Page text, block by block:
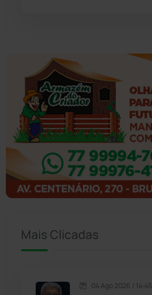
Ibiassucê
Ibicoara
Ibipitanga
Ibitiara
Igaporã
Ituaçu
Jacaraci
Mais Clicadas
04 Ago 2026 / 14:45